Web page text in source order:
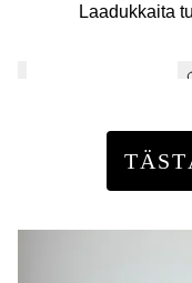
Laadukkaita